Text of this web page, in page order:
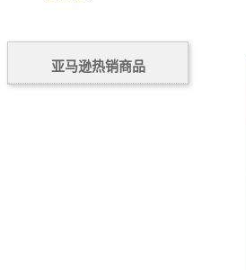
亚马逊热销商品